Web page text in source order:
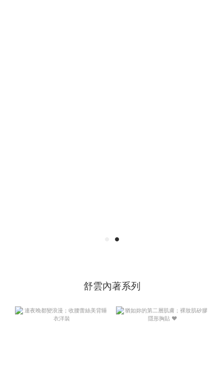
舒雲內著系列